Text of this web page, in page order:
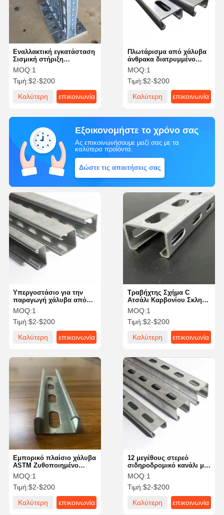
Εναλλακτική εγκατάσταση
Σισμική στήριξη
Κράτησης Ανθεκτικός σε
σεισμούς Αδιάβροχος σε
καιρικές συνθήκες
MOQ:1
Τιμή:$2-$200
Καλύτερη
επικοινωνία
Πλωτάρισμα από χάλυβα
άνθρακα διατρυμμένο
προεπιμηχασμένο
Unistrut C Channel Beam
6 Inch
MOQ:1
Τιμή:$2-$200
Καλύτερη
επικοινωνία
Εξοικονομήστε το χρόνο σας
Ας επικοινωνήσουμε μαζί σας με τα
καλύτερα προϊόντα.
Δώστε τις απαιτήσεις σας
Τραβήχτης Σχήμα C
Ατσάλι Καρβονίου Σκληρό
Στήλωμα Διάβασης
Διάβασης 14 Διάβασης
Για Το πλαίσιο
MOQ:1
Τιμή:$2-$200
Καλύτερη
επικοινωνία
Υπεργοστάσιο για την
παραγωγή χάλυβα από
χάλυβα
MOQ:1
Τιμή:$2-$200
Καλύτερη
επικοινωνία
12 μεγέθους στερεό
σιδηροδρομικό κανάλι με
στερεό σιδηροδρομικό
κανάλι
MOQ:1
Τιμή:$2-$200
Καλύτερη
επικοινωνία
Εμπορικό πλαίσιο χάλυβα
ASTM Ζυθοποιημένο
κανάλι στρογγυλοφόρου
C τμήμα 100mm
MOQ:1
Τιμή:$2-$200
Καλύτερη
επικοινωνία